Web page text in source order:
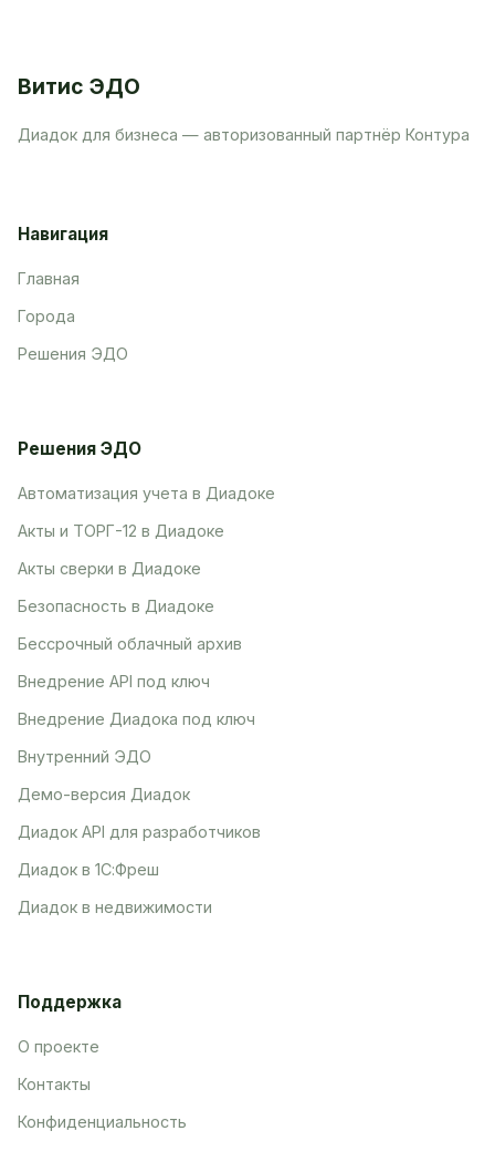
Витис ЭДО
Диадок для бизнеса — авторизованный партнёр Контура
Навигация
Главная
Города
Решения ЭДО
Решения ЭДО
Автоматизация учета в Диадоке
Акты и ТОРГ-12 в Диадоке
Акты сверки в Диадоке
Безопасность в Диадоке
Бессрочный облачный архив
Внедрение API под ключ
Внедрение Диадока под ключ
Внутренний ЭДО
Демо-версия Диадок
Диадок API для разработчиков
Диадок в 1С:Фреш
Диадок в недвижимости
Поддержка
О проекте
Контакты
Конфиденциальность